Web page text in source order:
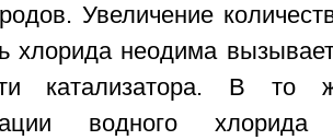
Увеличение
хлорида неодима
катализатора. В то
водного